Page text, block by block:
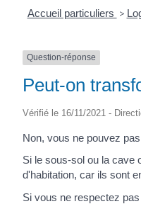
Accueil particuliers >
Question-réponse
Peut-on
Vérifié le 16/11/2021 -
Non, vous ne pouvez
Si le sous-sol ou la cave
d'habitation, car ils sont
Si vous ne respectez